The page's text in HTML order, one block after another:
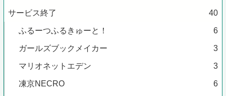
サービス終了 40
ふるーつふるきゅーと！ 6
ガールズブックメイカー 3
マリオネットエデン 3
凍京NECRO 6